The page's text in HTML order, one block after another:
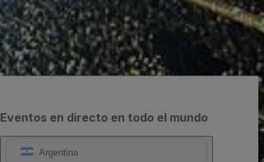
Eventos en directo en todo el mundo
Argentina